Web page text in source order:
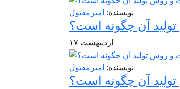
مفتول نویسنده: امیر
آن چگونه است؟
۱۷ اردیبهشت
مفتول نویسنده: امیر
آن چگونه است؟